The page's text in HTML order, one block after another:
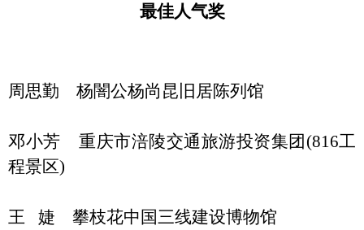
最佳人气奖
周思勤 杨闇公杨尚昆旧居陈列馆
邓小芳 重庆市涪陵交通旅游投资集团(816工
程景区)
王 婕 攀枝花中国三线建设博物馆